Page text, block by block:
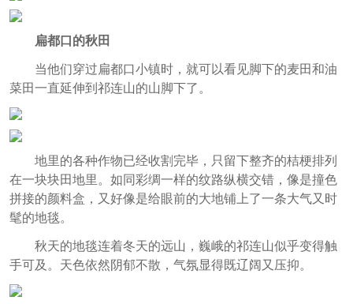
扁都口的秋田
当他们穿过扁都口小镇时，就可以看见脚下的麦田和油
菜田一直延伸到祁连山的山脚下了。
地里的各种作物已经收割完毕，只留下整齐的桔梗排列
在一块块田地里。如同彩绸一样的纹路纵横交错，像是撞色
拼接的颜料盒，又好像是给眼前的大地铺上了一条大气又时
髦的地毯。
秋天的地毯连着冬天的远山，巍峨的祁连山似乎变得触
手可及。天色依然阴郁不散，气氛显得既辽阔又压抑。